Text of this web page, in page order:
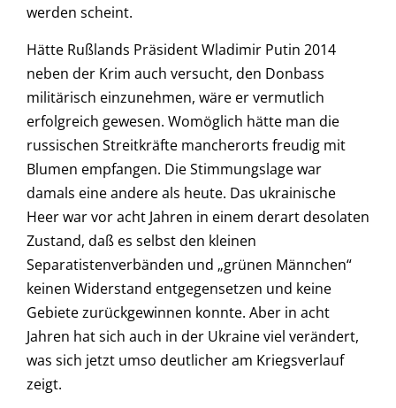
werden scheint.
Hätte Rußlands Präsident Wladimir Putin 2014
neben der Krim auch versucht, den Donbass
militärisch einzunehmen, wäre er vermutlich
erfolgreich gewesen. Womöglich hätte man die
russischen Streitkräfte mancherorts freudig mit
Blumen empfangen. Die Stimmungslage war
damals eine andere als heute. Das ukrainische
Heer war vor acht Jahren in einem derart desolaten
Zustand, daß es selbst den kleinen
Separatistenverbänden und „grünen Männchen“
keinen Widerstand entgegensetzen und keine
Gebiete zurückgewinnen konnte. Aber in acht
Jahren hat sich auch in der Ukraine viel verändert,
was sich jetzt umso deutlicher am Kriegsverlauf
zeigt.